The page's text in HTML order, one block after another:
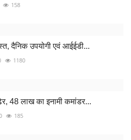
158
दैनिक उपयोगी एवं आईईडी...
1180
48 लाख का इनामी कमांडर...
185